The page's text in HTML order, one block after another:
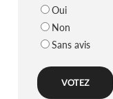
Oui
Non
Sans avis